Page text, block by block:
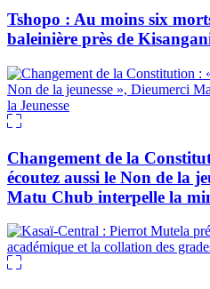
Tshopo : Au moins six
baleinière près de
Changement de la
écoutez aussi le Non de la
Matu Chub interpelle la